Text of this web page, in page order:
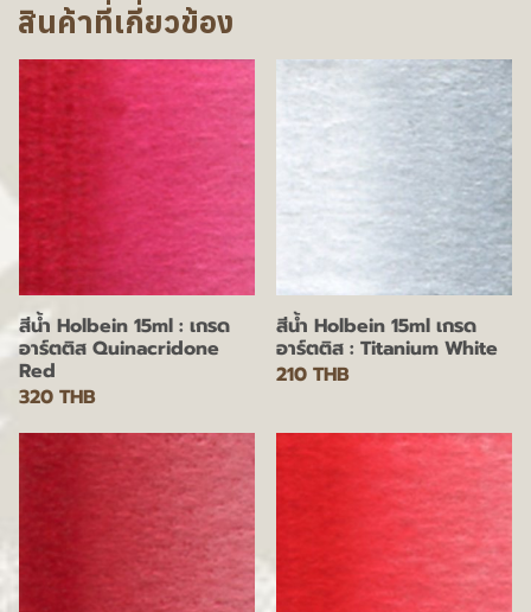
สินค้าที่เกี่ยวข้อง
สีน้ำ Holbein 15ml : เกรด
อาร์ตติส Quinacridone
Red
320 THB
สีน้ำ Holbein 15ml เกรด
อาร์ตติส : Titanium White
210 THB